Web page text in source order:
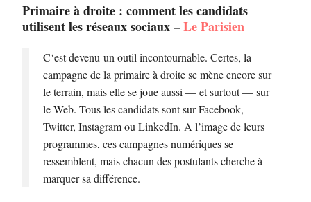
Primaire à droite : comment les candidats
utilisent les réseaux sociaux –Le Parisien
C‘est devenu un outil incontournable. Certes, la
campagne de la primaire à droite se mène encore sur
le terrain, mais elle se joue aussi — et surtout — sur
le Web. Tous les candidats sont sur Facebook,
Twitter, Instagram ou LinkedIn. A l’image de leurs
programmes, ces campagnes numériques se
ressemblent, mais chacun des postulants cherche à
marquer sa différence.